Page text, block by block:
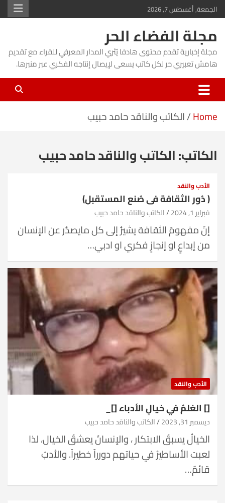
Skip
to
content
الجمعة, أغسطس 7, 2026
مجلة الفضاء الحر
مجلة إخبارية تقدم محتوى هادفا يُثري المدار المعرفي للقراء مع تقديم
هامش تعبيري حر لكل كاتب يسعى لإيصال إنتاجه الفكري عبر منبرها.
Home الكاتب والناقد حامد حبيب
الكاتب:الكاتب والناقد حامد حبيب
الأدب والنقد
( دُور الثقافة فى صُنع المستقبل)
فبراير 1, 2024 الكاتب والناقد حامد حبيب
إنّ مفهومَ الثقافة يشيرُ إلى كل مايصدُر عن الإنسان
من إبداعٍ او إنجازٍ فكري او ادبي…
الأدب والنقد
[] الغلمُ في خيالِ الأدباء []_
ديسمبر 31, 2023 الكاتب والناقد حامد حبيب
الخيالُ يسبقُ الابتكار ، والإنسانُ يعشقُ الخيال، لذا
لعبت الأساطيرُ في حياتهم دورراً خطيراً. والأدبُ
قائمٌ…